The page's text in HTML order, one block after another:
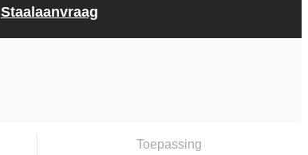
Staalaanvraag
Toepassing